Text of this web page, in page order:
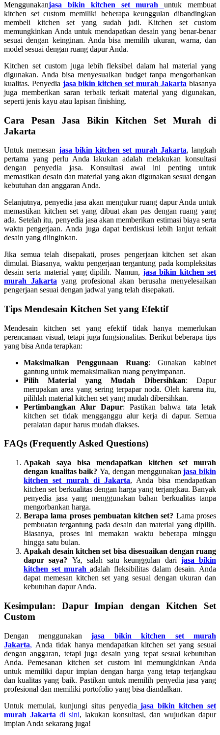
Menggunakanjasa bikin kitchen setmurah
untuk membuat
kitchen set custom memiliki beberapa keunggulan dibandingkan
membeli kitchen set yang sudah jadi. Kitchen set custom
memungkinkan Anda untuk mendapatkan desain yang benar-benar
sesuai dengan keinginan. Anda bisa memilih ukuran, warna, dan
model sesuai dengan ruang dapur Anda.
Kitchen set custom juga lebih fleksibel dalam hal material yang
digunakan. Anda bisa menyesuaikan budget tanpa mengorbankan
kualitas. Penyedia jasa bikin kitchen set murah Jakarta biasanya
juga memberikan saran terbaik terkait material yang digunakan,
seperti jenis kayu atau lapisan finishing.
Cara Pesan Jasa Bikin Kitchen Set Murah di
Jakarta
Untuk memesan jasa bikin kitchen set murah Jakarta, langkah
pertama yang perlu Anda lakukan adalah melakukan konsultasi
dengan penyedia jasa. Konsultasi awal ini penting untuk
memastikan desain dan material yang akan digunakan sesuai dengan
kebutuhan dan anggaran Anda.
Selanjutnya, penyedia jasa akan mengukur ruang dapur Anda untuk
memastikan kitchen set yang dibuat akan pas dengan ruang yang
ada. Setelah itu, penyedia jasa akan memberikan estimasi biaya serta
waktu pengerjaan. Anda juga dapat berdiskusi lebih lanjut terkait
desain yang diinginkan.
Jika semua telah disepakati, proses pengerjaan kitchen set akan
dimulai. Biasanya, waktu pengerjaan tergantung pada kompleksitas
desain serta material yang dipilih. Namun, jasa bikin kitchen set
murah Jakarta yang profesional akan berusaha menyelesaikan
pengerjaan sesuai dengan jadwal yang telah disepakati.
Tips Mendesain Kitchen Set yang Efektif
Mendesain kitchen set yang efektif tidak hanya memerlukan
perencanaan visual, tetapi juga fungsionalitas. Berikut beberapa tips
yang bisa Anda terapkan:
Maksimalkan Penggunaan Ruang: Gunakan kabinet
gantung untuk memaksimalkan ruang penyimpanan.
Pilih Material yang Mudah Dibersihkan: Dapur
merupakan area yang sering terpapar noda. Oleh karena itu,
pilihlah material kitchen set yang mudah dibersihkan.
Pertimbangkan Alur Dapur: Pastikan bahwa tata letak
kitchen set tidak mengganggu alur kerja di dapur. Semua
peralatan dapur harus mudah diakses.
FAQs (Frequently Asked Questions)
Apakah saya bisa mendapatkan kitchen set murah
dengan kualitas baik? Ya, dengan menggunakanjasa bikin
kitchen set murah di Jakarta, Anda bisa mendapatkan
kitchen set berkualitas dengan harga yang terjangkau. Banyak
penyedia jasa yang menggunakan bahan berkualitas tanpa
mengorbankan harga.
Berapa lama proses pembuatan kitchen set? Lama proses
pembuatan tergantung pada desain dan material yang dipilih.
Biasanya, proses ini memakan waktu beberapa minggu
hingga satu bulan.
Apakah desain kitchen set bisa disesuaikan dengan ruang
dapur saya? Ya, salah satu keunggulan dari jasa bikin
kitchen set murah adalah fleksibilitas dalam desain. Anda
dapat memesan kitchen set yang sesuai dengan ukuran dan
kebutuhan dapur Anda.
Kesimpulan: Dapur Impian dengan Kitchen Set
Custom
Dengan menggunakan jasa bikin kitchen set murah
Jakarta, Anda tidak hanya mendapatkan kitchen set yang sesuai
dengan anggaran, tetapi juga desain yang tepat sesuai kebutuhan
Anda. Pemesanan kitchen set custom ini memungkinkan Anda
untuk memiliki dapur impian dengan harga yang tetap terjangkau
dan kualitas yang baik. Pastikan untuk memilih penyedia jasa yang
profesional dan memiliki portofolio yang bisa diandalkan.
Untuk memulai, kunjungi situs penyedia jasa bikin kitchen set
murah Jakarta di sini, lakukan konsultasi, dan wujudkan dapur
impian Anda sekarang juga!